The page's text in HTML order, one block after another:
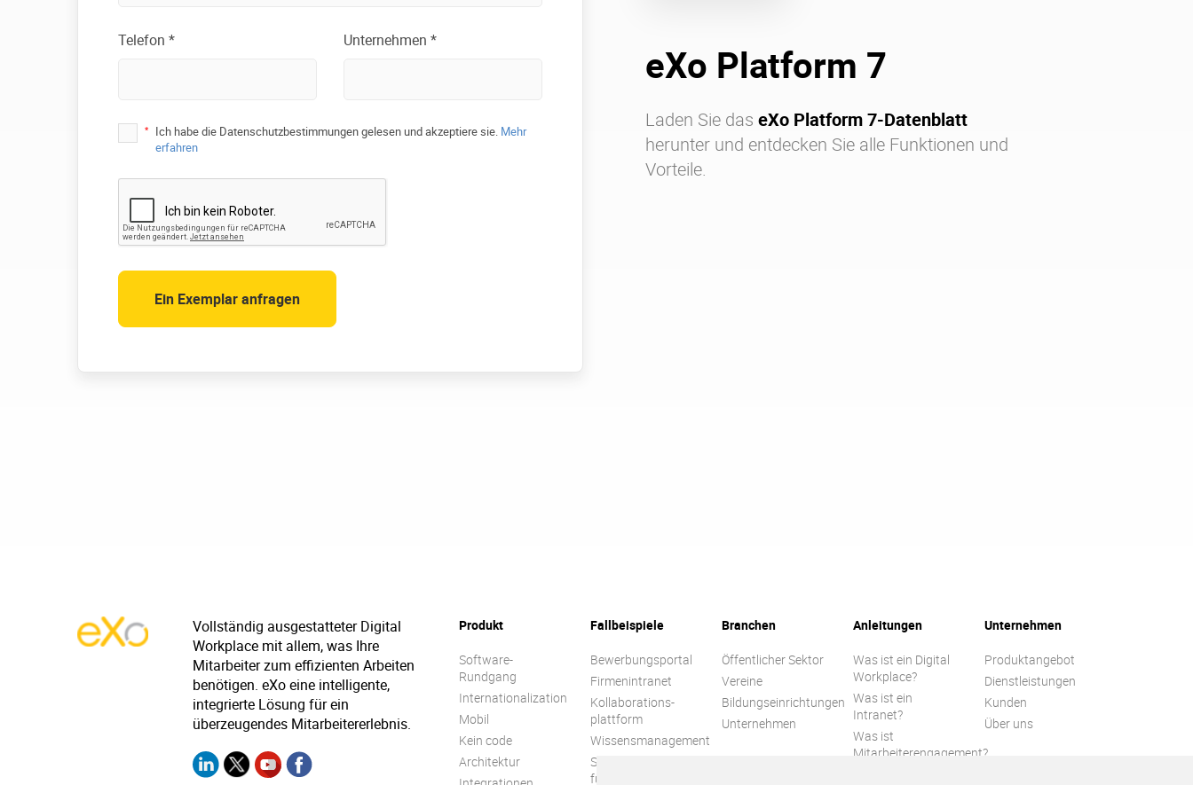
eXo Platform 7
Laden Sie das eXo Platform 7-Datenblatt
herunter und entdecken Sie alle Funktionen und
Vorteile.
Telefon * Unternehmen *
* Ich habe die Datenschutzbestimmungen gelesen und akzeptiere sie. Mehr
erfahren
Vollständig ausgestatteter Digital
Workplace mit allem, was Ihre
Mitarbeiter zum effizienten Arbeiten
benötigen. eXo eine intelligente,
integrierte Lösung für ein
überzeugendes Mitarbeitererlebnis.
Produkt
Software-
Rundgang
Internationalization
Mobil
Kein code
Architektur
Fallbeispiele
Bewerbungsportal
Firmenintranet
Kollaborations-
plattform
Wissensmanagement
Soziales Netzwerk
für Unternehmen
Branchen
Öffentlicher Sektor
Vereine
Bildungseinrichtungen
Unternehmen
Anleitungen
Was ist ein Digital
Workplace?
Was ist ein
Intranet?
Was ist
Mitarbeiterengagement?
Unternehmen
Produktangebot
Dienstleistungen
Kunden
Über uns